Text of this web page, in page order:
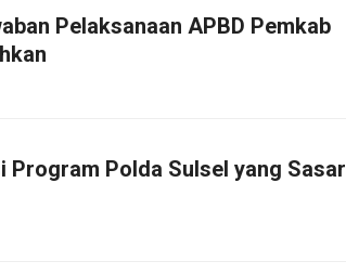
Pelaksanaan APBD Pemkab
Program Polda Sulsel yang Sasar